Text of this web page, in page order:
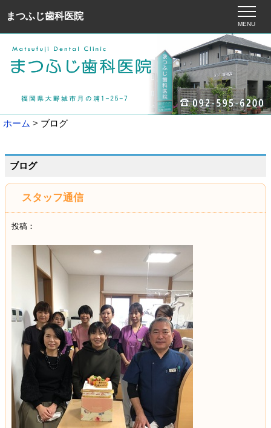
まつふじ歯科医院
MENU
ホーム ブログ
ブログ
スタッフ通信
投稿：